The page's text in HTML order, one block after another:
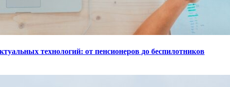
технологий: от пенсионеров до беспилотников